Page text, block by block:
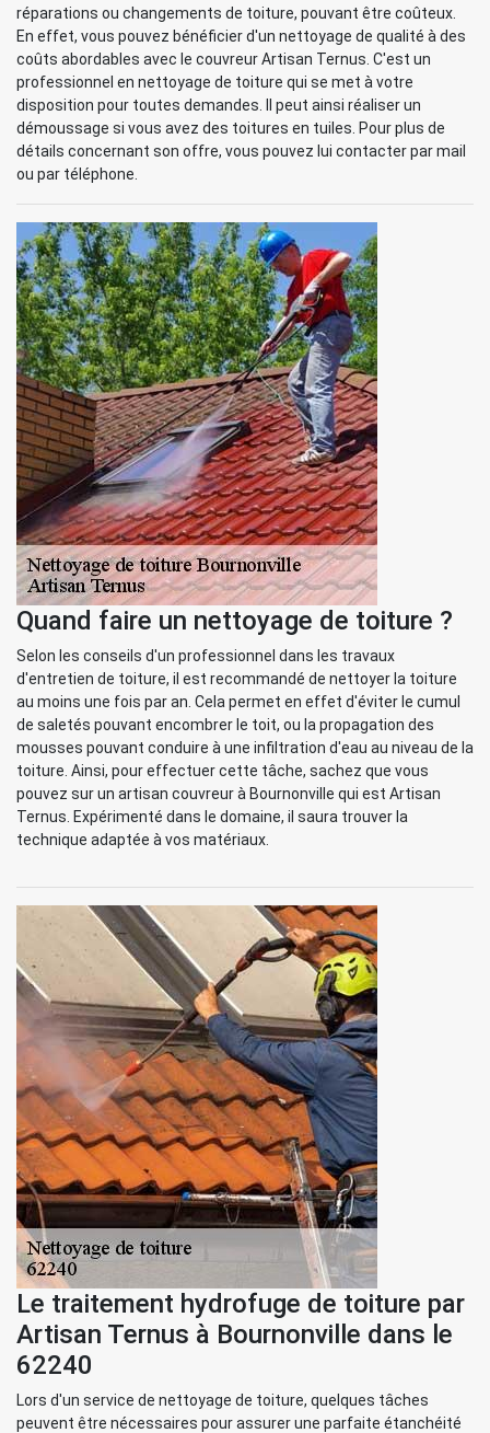
réparations ou changements de toiture, pouvant être coûteux.
En effet, vous pouvez bénéficier d'un nettoyage de qualité à des
coûts abordables avec le couvreur Artisan Ternus. C'est un
professionnel en nettoyage de toiture qui se met à votre
disposition pour toutes demandes. Il peut ainsi réaliser un
démoussage si vous avez des toitures en tuiles. Pour plus de
détails concernant son offre, vous pouvez lui contacter par mail
ou par téléphone.
Quand faire un nettoyage de toiture ?
Selon les conseils d'un professionnel dans les travaux
d'entretien de toiture, il est recommandé de nettoyer la toiture
au moins une fois par an. Cela permet en effet d'éviter le cumul
de saletés pouvant encombrer le toit, ou la propagation des
mousses pouvant conduire à une infiltration d'eau au niveau de la
toiture. Ainsi, pour effectuer cette tâche, sachez que vous
pouvez sur un artisan couvreur à Bournonville qui est Artisan
Ternus. Expérimenté dans le domaine, il saura trouver la
technique adaptée à vos matériaux.
Le traitement hydrofuge de toiture par
Artisan Ternus à Bournonville dans le
62240
Lors d'un service de nettoyage de toiture, quelques tâches
peuvent être nécessaires pour assurer une parfaite étanchéité